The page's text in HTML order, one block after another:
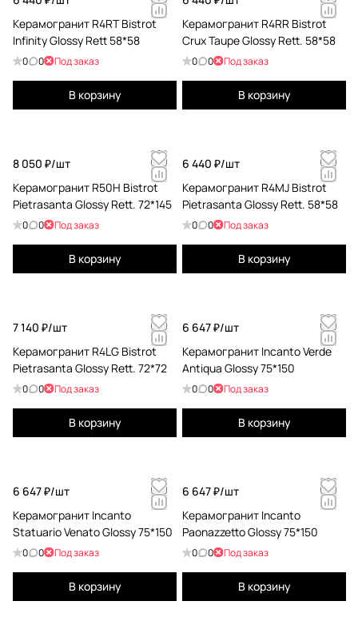
Керамогранит R4RT Bistrot
Infinity Glossy Rett 58*58
0 0 Под заказ
В корзину
Керамогранит R4RR Bistrot
Crux Taupe Glossy Rett. 58*58
0 0 Под заказ
В корзину
8 050 ₽/шт
Керамогранит R50H Bistrot
Pietrasanta Glossy Rett. 72*145
0 0 Под заказ
В корзину
6 440 ₽/шт
Керамогранит R4MJ Bistrot
Pietrasanta Glossy Rett. 58*58
0 0 Под заказ
В корзину
7 140 ₽/шт
Керамогранит R4LG Bistrot
Pietrasanta Glossy Rett. 72*72
0 0 Под заказ
В корзину
6 647 ₽/шт
Керамогранит Incanto Verde
Antiqua Glossy 75*150
0 0 Под заказ
В корзину
6 647 ₽/шт
Керамогранит Incanto
Statuario Venato Glossy 75*150
0 0 Под заказ
В корзину
6 647 ₽/шт
Керамогранит Incanto
Paonazzetto Glossy 75*150
0 0 Под заказ
В корзину